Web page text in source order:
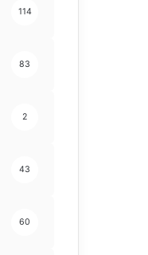
114
83
2
43
60